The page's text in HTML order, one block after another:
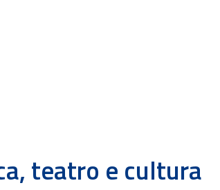
teatro e cultura